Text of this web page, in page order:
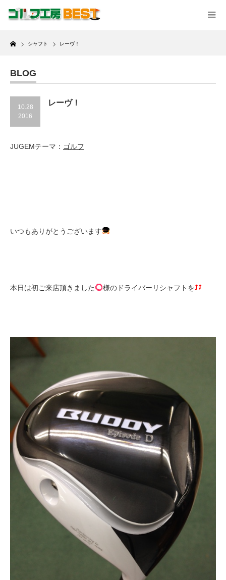
Home
シャフト レーヴ！
BLOG
10.28
2016
レーヴ！
JUGEMテーマ： ゴルフ
いつもありがとうございます
本日は初ご来店頂きました 様のドライバーリシャフトを